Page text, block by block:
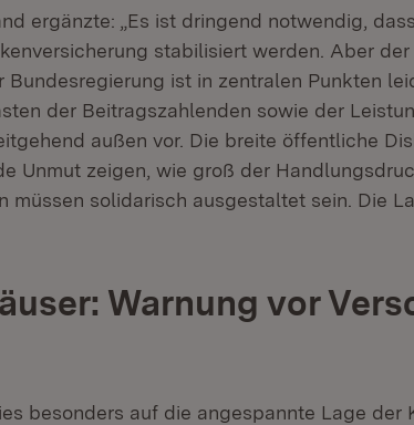
ergänzte: „Es ist dringend notwendig,
stabilisiert werden. Aber
Bundesregierung ist in zentralen Punkten
der Beitragszahlenden sowie der
außen vor. Die breite öffentliche
Unmut zeigen, wie groß der
müssen solidarisch ausgestaltet sein. Die
Warnung vor
besonders auf die angespannte Lage der